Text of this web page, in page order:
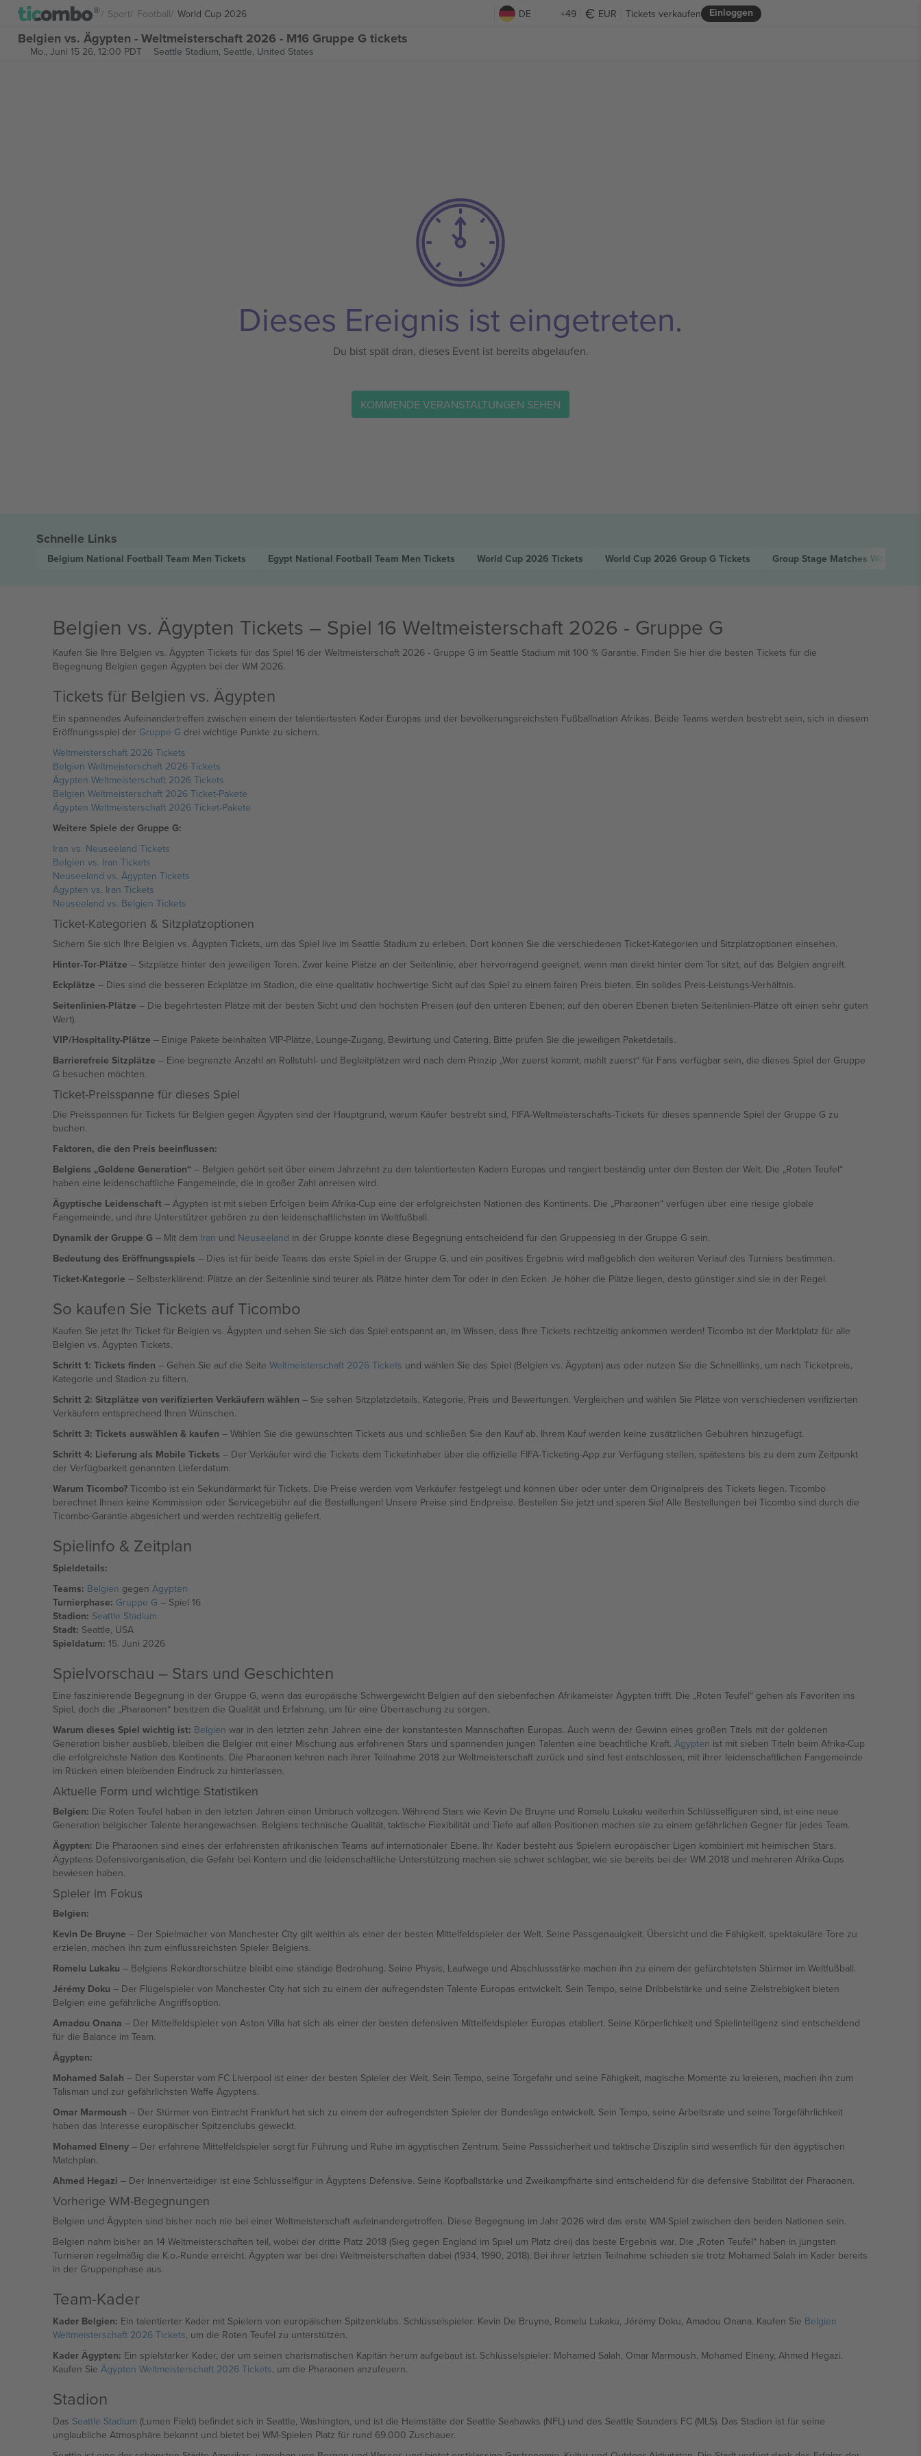
Sport Football World Cup 2026 DE +49 EUR Einloggen
Tickets verkaufen
Belgien vs. Ägypten - Weltmeisterschaft 2026 - M16 Gruppe G tickets
Mo., Juni 15 26, 12:00 PDT Seattle Stadium, Seattle, United States
Dieses Ereignis ist eingetreten.
Du bist spät dran, dieses Event ist bereits abgelaufen.
KOMMENDE VERANSTALTUNGEN SEHEN
Schnelle Links
Belgium National Football Team Men Tickets Egypt National Football Team Men Tickets World Cup 2026 Tickets World Cup 2026 Group G Tickets Group Stage Matches World
Belgien vs. Ägypten Tickets – Spiel 16 Weltmeisterschaft 2026 - Gruppe G
Kaufen Sie Ihre Belgien vs. Ägypten Tickets für das Spiel 16 der Weltmeisterschaft 2026 - Gruppe G im Seattle Stadium mit 100 % Garantie. Finden Sie hier die besten Tickets für die
Begegnung Belgien gegen Ägypten bei der WM 2026.
Tickets für Belgien vs. Ägypten
Ein spannendes Aufeinandertreffen zwischen einem der talentiertesten Kader Europas und der bevölkerungsreichsten Fußballnation Afrikas. Beide Teams werden bestrebt sein, sich in diesem
Eröffnungsspiel der Gruppe G drei wichtige Punkte zu sichern.
Weltmeisterschaft 2026 Tickets
Belgien Weltmeisterschaft 2026 Tickets
Ägypten Weltmeisterschaft 2026 Tickets
Belgien Weltmeisterschaft 2026 Ticket-Pakete
Ägypten Weltmeisterschaft 2026 Ticket-Pakete
Weitere Spiele der Gruppe G:
Iran vs. Neuseeland Tickets
Belgien vs. Iran Tickets
Neuseeland vs. Ägypten Tickets
Ägypten vs. Iran Tickets
Neuseeland vs. Belgien Tickets
Ticket-Kategorien & Sitzplatzoptionen
Sichern Sie sich Ihre Belgien vs. Ägypten Tickets, um das Spiel live im Seattle Stadium zu erleben. Dort können Sie die verschiedenen Ticket-Kategorien und Sitzplatzoptionen einsehen.
Hinter-Tor-Plätze – Sitzplätze hinter den jeweiligen Toren. Zwar keine Plätze an der Seitenlinie, aber hervorragend geeignet, wenn man direkt hinter dem Tor sitzt, auf das Belgien angreift.
Eckplätze – Dies sind die besseren Eckplätze im Stadion, die eine qualitativ hochwertige Sicht auf das Spiel zu einem fairen Preis bieten. Ein solides Preis-Leistungs-Verhältnis.
Seitenlinien-Plätze – Die begehrtesten Plätze mit der besten Sicht und den höchsten Preisen (auf den unteren Ebenen; auf den oberen Ebenen bieten Seitenlinien-Plätze oft einen sehr guten
Wert).
VIP/Hospitality-Plätze – Einige Pakete beinhalten VIP-Plätze, Lounge-Zugang, Bewirtung und Catering. Bitte prüfen Sie die jeweiligen Paketdetails.
Barrierefreie Sitzplätze – Eine begrenzte Anzahl an Rollstuhl- und Begleitplätzen wird nach dem Prinzip „Wer zuerst kommt, mahlt zuerst“ für Fans verfügbar sein, die dieses Spiel der Gruppe
G besuchen möchten.
Ticket-Preisspanne für dieses Spiel
Die Preisspannen für Tickets für Belgien gegen Ägypten sind der Hauptgrund, warum Käufer bestrebt sind, FIFA-Weltmeisterschafts-Tickets für dieses spannende Spiel der Gruppe G zu
buchen.
Faktoren, die den Preis beeinflussen:
Belgiens „Goldene Generation“– Belgien gehört seit über einem Jahrzehnt zu den talentiertesten Kadern Europas und rangiert beständig unter den Besten der Welt. Die „Roten Teufel“
haben eine leidenschaftliche Fangemeinde, die in großer Zahl anreisen wird.
Ägyptische Leidenschaft– Ägypten ist mit sieben Erfolgen beim Afrika-Cup eine der erfolgreichsten Nationen des Kontinents. Die „Pharaonen“ verfügen über eine riesige globale
Fangemeinde, und ihre Unterstützer gehören zu den leidenschaftlichsten im Weltfußball.
Dynamik der Gruppe G– Mit dem Iran und Neuseeland in der Gruppe könnte diese Begegnung entscheidend für den Gruppensieg in der Gruppe G sein.
Bedeutung des Eröffnungsspiels – Dies ist für beide Teams das erste Spiel in der Gruppe G, und ein positives Ergebnis wird maßgeblich den weiteren Verlauf des Turniers bestimmen.
Ticket-Kategorie – Selbsterklärend: Plätze an der Seitenlinie sind teurer als Plätze hinter dem Tor oder in den Ecken. Je höher die Plätze liegen, desto günstiger sind sie in der Regel.
So kaufen Sie Tickets auf Ticombo
Kaufen Sie jetzt Ihr Ticket für Belgien vs. Ägypten und sehen Sie sich das Spiel entspannt an, im Wissen, dass Ihre Tickets rechtzeitig ankommen werden! Ticombo ist der Marktplatz für alle
Belgien vs. Ägypten Tickets.
Schritt 1: Tickets finden – Gehen Sie auf die Seite Weltmeisterschaft 2026 Tickets und wählen Sie das Spiel (Belgien vs. Ägypten) aus oder nutzen Sie die Schnelllinks, um nach Ticketpreis,
Kategorie und Stadion zu filtern.
Schritt 2: Sitzplätze von verifizierten Verkäufern wählen – Sie sehen Sitzplatzdetails, Kategorie, Preis und Bewertungen. Vergleichen und wählen Sie Plätze von verschiedenen verifizierten
Verkäufern entsprechend Ihren Wünschen.
Schritt 3: Tickets auswählen & kaufen – Wählen Sie die gewünschten Tickets aus und schließen Sie den Kauf ab. Ihrem Kauf werden keine zusätzlichen Gebühren hinzugefügt.
Schritt 4: Lieferung als Mobile Tickets – Der Verkäufer wird die Tickets dem Ticketinhaber über die offizielle FIFA-Ticketing-App zur Verfügung stellen, spätestens bis zu dem zum Zeitpunkt
der Verfügbarkeit genannten Lieferdatum.
Warum Ticombo?Ticombo ist ein Sekundärmarkt für Tickets. Die Preise werden vom Verkäufer festgelegt und können über oder unter dem Originalpreis des Tickets liegen. Ticombo
berechnet Ihnen keine Kommission oder Servicegebühr auf die Bestellungen! Unsere Preise sind Endpreise. Bestellen Sie jetzt und sparen Sie! Alle Bestellungen bei Ticombo sind durch die
Ticombo-Garantie abgesichert und werden rechtzeitig geliefert.
Spielinfo & Zeitplan
Spieldetails:
Teams: Belgien gegen Ägypten
Turnierphase: Gruppe G – Spiel 16
Stadion: Seattle Stadium
Stadt: Seattle, USA
Spieldatum: 15. Juni 2026
Spielvorschau – Stars und Geschichten
Eine faszinierende Begegnung in der Gruppe G, wenn das europäische Schwergewicht Belgien auf den siebenfachen Afrikameister Ägypten trifft. Die „Roten Teufel“ gehen als Favoriten ins
Spiel, doch die „Pharaonen“ besitzen die Qualität und Erfahrung, um für eine Überraschung zu sorgen.
Warum dieses Spiel wichtig ist: Belgien war in den letzten zehn Jahren eine der konstantesten Mannschaften Europas. Auch wenn der Gewinn eines großen Titels mit der goldenen
Generation bisher ausblieb, bleiben die Belgier mit einer Mischung aus erfahrenen Stars und spannenden jungen Talenten eine beachtliche Kraft. Ägypten ist mit sieben Titeln beim Afrika-Cup
die erfolgreichste Nation des Kontinents. Die Pharaonen kehren nach ihrer Teilnahme 2018 zur Weltmeisterschaft zurück und sind fest entschlossen, mit ihrer leidenschaftlichen Fangemeinde
im Rücken einen bleibenden Eindruck zu hinterlassen.
Aktuelle Form und wichtige Statistiken
Belgien: Die Roten Teufel haben in den letzten Jahren einen Umbruch vollzogen. Während Stars wie Kevin De Bruyne und Romelu Lukaku weiterhin Schlüsselfiguren sind, ist eine neue
Generation belgischer Talente herangewachsen. Belgiens technische Qualität, taktische Flexibilität und Tiefe auf allen Positionen machen sie zu einem gefährlichen Gegner für jedes Team.
Ägypten: Die Pharaonen sind eines der erfahrensten afrikanischen Teams auf internationaler Ebene. Ihr Kader besteht aus Spielern europäischer Ligen kombiniert mit heimischen Stars.
Ägyptens Defensivorganisation, die Gefahr bei Kontern und die leidenschaftliche Unterstützung machen sie schwer schlagbar, wie sie bereits bei der WM 2018 und mehreren Afrika-Cups
bewiesen haben.
Spieler im Fokus
Belgien:
Kevin De Bruyne – Der Spielmacher von Manchester City gilt weithin als einer der besten Mittelfeldspieler der Welt. Seine Passgenauigkeit, Übersicht und die Fähigkeit, spektakuläre Tore zu
erzielen, machen ihn zum einflussreichsten Spieler Belgiens.
Romelu Lukaku – Belgiens Rekordtorschütze bleibt eine ständige Bedrohung. Seine Physis, Laufwege und Abschlussstärke machen ihn zu einem der gefürchtetsten Stürmer im Weltfußball.
Jérémy Doku – Der Flügelspieler von Manchester City hat sich zu einem der aufregendsten Talente Europas entwickelt. Sein Tempo, seine Dribbelstärke und seine Zielstrebigkeit bieten
Belgien eine gefährliche Angriffsoption.
Amadou Onana – Der Mittelfeldspieler von Aston Villa hat sich als einer der besten defensiven Mittelfeldspieler Europas etabliert. Seine Körperlichkeit und Spielintelligenz sind entscheidend
für die Balance im Team.
Ägypten:
Mohamed Salah – Der Superstar vom FC Liverpool ist einer der besten Spieler der Welt. Sein Tempo, seine Torgefahr und seine Fähigkeit, magische Momente zu kreieren, machen ihn zum
Talisman und zur gefährlichsten Waffe Ägyptens.
Omar Marmoush – Der Stürmer von Eintracht Frankfurt hat sich zu einem der aufregendsten Spieler der Bundesliga entwickelt. Sein Tempo, seine Arbeitsrate und seine Torgefährlichkeit
haben das Interesse europäischer Spitzenclubs geweckt.
Mohamed Elneny– Der erfahrene Mittelfeldspieler sorgt für Führung und Ruhe im ägyptischen Zentrum. Seine Passsicherheit und taktische Disziplin sind wesentlich für den ägyptischen
Matchplan.
Ahmed Hegazi – Der Innenverteidiger ist eine Schlüsselfigur in Ägyptens Defensive. Seine Kopfballstärke und Zweikampfhärte sind entscheidend für die defensive Stabilität der Pharaonen.
Vorherige WM-Begegnungen
Belgien und Ägypten sind bisher noch nie bei einer Weltmeisterschaft aufeinandergetroffen. Diese Begegnung im Jahr 2026 wird das erste WM-Spiel zwischen den beiden Nationen sein.
Belgien nahm bisher an 14 Weltmeisterschaften teil, wobei der dritte Platz 2018 (Sieg gegen England im Spiel um Platz drei) das beste Ergebnis war. Die „Roten Teufel“ haben in jüngsten
Turnieren regelmäßig die K.o.-Runde erreicht. Ägypten war bei drei Weltmeisterschaften dabei (1934, 1990, 2018). Bei ihrer letzten Teilnahme schieden sie trotz Mohamed Salah im Kader bereits
in der Gruppenphase aus.
Team-Kader
Kader Belgien: Ein talentierter Kader mit Spielern von europäischen Spitzenklubs. Schlüsselspieler: Kevin De Bruyne, Romelu Lukaku, Jérémy Doku, Amadou Onana. Kaufen Sie Belgien
Weltmeisterschaft 2026 Tickets, um die Roten Teufel zu unterstützen.
Kader Ägypten: Ein spielstarker Kader, der um seinen charismatischen Kapitän herum aufgebaut ist. Schlüsselspieler: Mohamed Salah, Omar Marmoush, Mohamed Elneny, Ahmed Hegazi.
Kaufen Sie Ägypten Weltmeisterschaft 2026 Tickets, um die Pharaonen anzufeuern.
Stadion
Das Seattle Stadium (Lumen Field) befindet sich in Seattle, Washington, und ist die Heimstätte der Seattle Seahawks (NFL) und des Seattle Sounders FC (MLS). Das Stadion ist für seine
unglaubliche Atmosphäre bekannt und bietet bei WM-Spielen Platz für rund 69.000 Zuschauer.